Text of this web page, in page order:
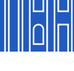
Show/Hide
Show/Hide
Show/Hide